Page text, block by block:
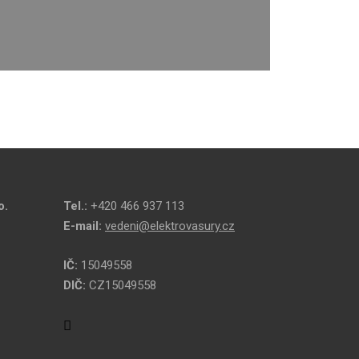
Tel.: +420 466 937 113
E-mail: vedeni@elektrovasury.cz
IČ: 15049558
DIČ: CZ15049558